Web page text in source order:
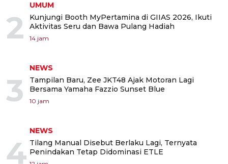
2
UMUM
Kunjungi Booth MyPertamina di GIIAS 2026, Ikuti
Aktivitas Seru dan Bawa Pulang Hadiah
14 jam
3
NEWS
Tampilan Baru, Zee JKT48 Ajak Motoran Lagi
Bersama Yamaha Fazzio Sunset Blue
10 jam
4
NEWS
Tilang Manual Disebut Berlaku Lagi, Ternyata
Penindakan Tetap Didominasi ETLE